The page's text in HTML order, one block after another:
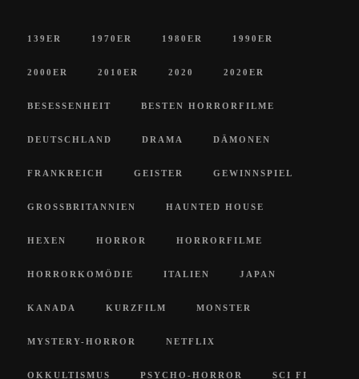
139ER 1970ER 1980ER 1990ER
2000ER 2010ER 2020 2020ER
BESESSENHEIT BESTEN HORRORFILME
DEUTSCHLAND DRAMA DÄMONEN
FRANKREICH GEISTER GEWINNSPIEL
GROSSBRITANNIEN HAUNTED HOUSE
HEXEN HORROR HORRORFILME
HORRORKOMÖDIE ITALIEN JAPAN
KANADA KURZFILM MONSTER
MYSTERY-HORROR NETFLIX
OKKULTISMUS PSYCHO-HORROR SCI FI